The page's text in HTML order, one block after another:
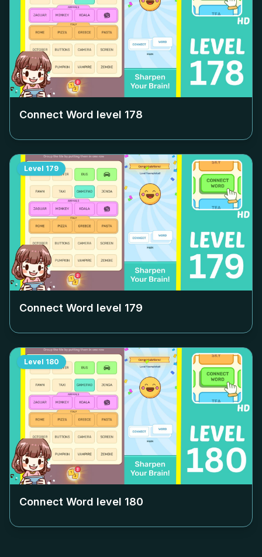
Connect Word level 178
Level 179
Connect Word level 179
Level 180
Connect Word level 180